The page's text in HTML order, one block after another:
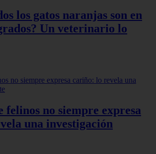
los gatos naranjas son en
Un veterinario lo
felinos no siempre expresa
una investigación